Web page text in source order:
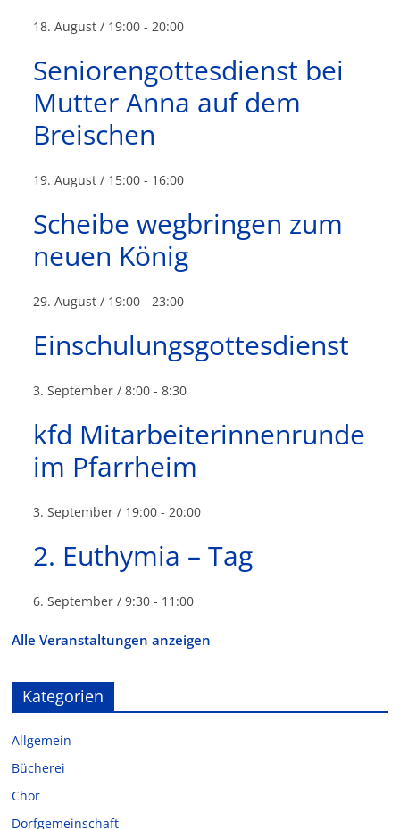
18. August / 19:00 - 20:00
Seniorengottesdienst bei
Mutter Anna auf dem
Breischen
19. August / 15:00 - 16:00
Scheibe wegbringen zum
neuen König
29. August / 19:00 - 23:00
Einschulungsgottesdienst
3. September / 8:00 -8:30
kfd Mitarbeiterinnenrunde
im Pfarrheim
3. September / 19:00 - 20:00
2. Euthymia – Tag
6. September / 9:30 - 11:00
Alle Veranstaltungen anzeigen
Kategorien
Allgemein
Bücherei
Chor
Dorfgemeinschaft